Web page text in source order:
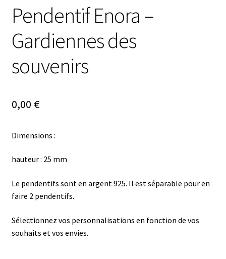
Pendentif Enora –
Gardiennes des
souvenirs
0,00 €
Dimensions :
hauteur : 25 mm
Le pendentifs sont en argent 925. Il est séparable pour en
faire 2 pendentifs.
Sélectionnez vos personnalisations en fonction de vos
souhaits et vos envies.